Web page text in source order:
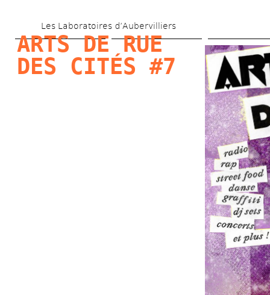
au
contenu
principal
Les Laboratoires d’Aubervilliers
ARTS DE RUE
DES CITÉS #7